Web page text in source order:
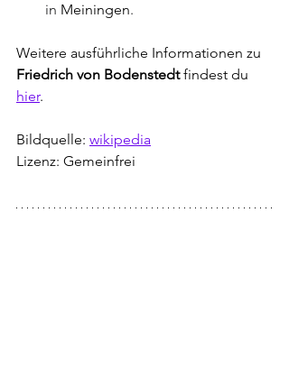
in Meiningen.
Weitere ausführliche Informationen zu
Friedrich von Bodenstedt findest du
hier.
Bildquelle: wikipedia
Lizenz: Gemeinfrei